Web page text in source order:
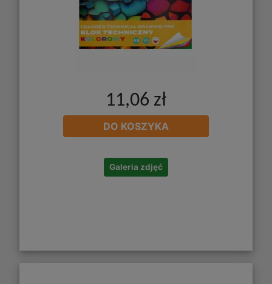
11,06 zł
DO KOSZYKA
Galeria zdjęć